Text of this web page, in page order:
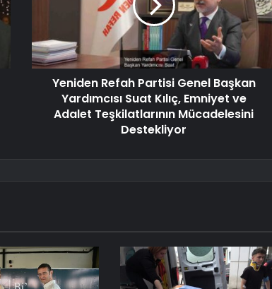
Yeniden Refah Partisi Genel Başkan
Yardımcısı Suat Kılıç, Emniyet ve
Adalet Teşkilatlarının Mücadelesini
Destekliyor